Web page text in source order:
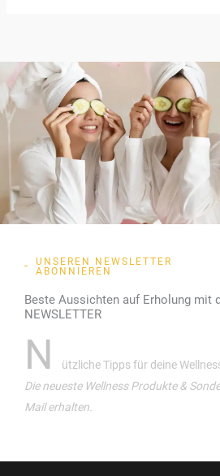
UNSEREN NEWSLETTER
ABONNIEREN
Beste Aussichten auf Erholung mit
NEWSLETTER
N
ützliche Tipps für deine
Die neueste Wellness Produkte &
Mail erhalten.